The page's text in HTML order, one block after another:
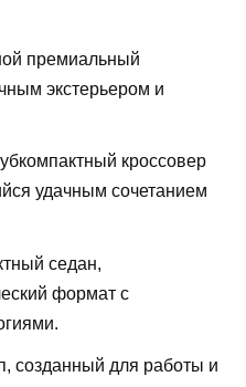
премиальный
экстерьером и
кроссовер
удачным сочетанием
седан,
формат с
созданный для работы и